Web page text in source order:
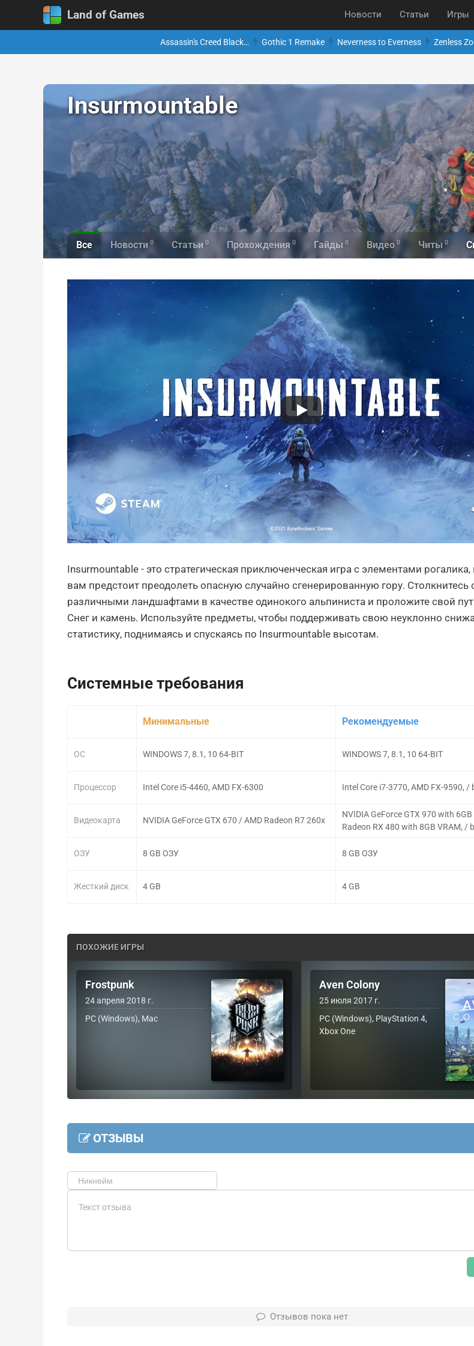
Land of Games Новости Статьи Игры
Assassin's Creed Black… Gothic 1 Remake Neverness to Everness Zenless
Insurmountable
Все Новости 0 Статьи 0 Прохождения 0 Гайды 0 Видео 0 Читы 0
Insurmountable - это стратегическая приключенческая игра с элементами рогалика,
вам предстоит преодолеть опасную случайно сгенерированную гору. Столкнитесь
различными ландшафтами в качестве одинокого альпиниста и проложите свой
Снег и камень. Используйте предметы, чтобы поддерживать свою неуклонно
статистику, поднимаясь и спускаясь по Insurmountable высотам.
Системные требования
ОС
Процессор
Видеокарта
ОЗУ
Жесткий диск
Минимальные
WINDOWS 7, 8.1, 10 64-BIT
Intel Core i5-4460, AMD FX-6300
NVIDIA GeForce GTX 670 / AMD Radeon R7 260x
8 GB ОЗУ
4 GB
Рекомендуемые
WINDOWS 7, 8.1, 10 64-BIT
Intel Core i7-3770, AMD FX-9590, /
NVIDIA GeForce GTX 970 with 6GB
Radeon RX 480 with 8GB VRAM, /
8 GB ОЗУ
4 GB
ПОХОЖИЕ ИГРЫ
Frostpunk
24 апреля 2018 г.
PC (Windows), Mac
Aven Colony
25 июля 2017 г.
PC (Windows), PlayStation 4,
Xbox One
ОТЗЫВЫ
Отзывов пока нет